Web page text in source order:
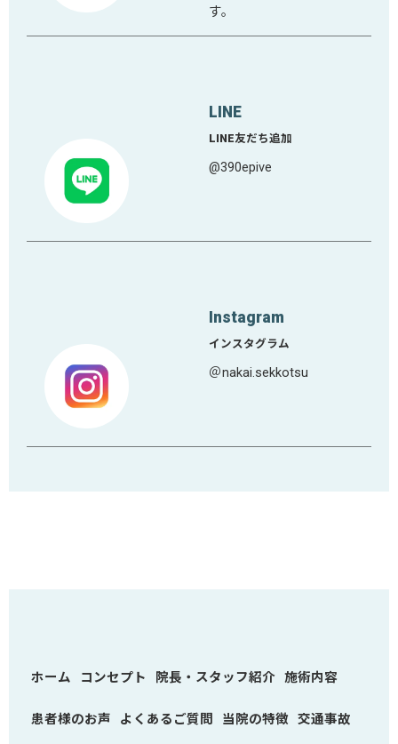
す。
LINE
LINE友だち追加
@390epive
Instagram
インスタグラム
＠nakai.sekkotsu
ホーム コンセプト 院長・スタッフ紹介 施術内容
患者様のお声 よくあるご質問 当院の特徴 交通事故